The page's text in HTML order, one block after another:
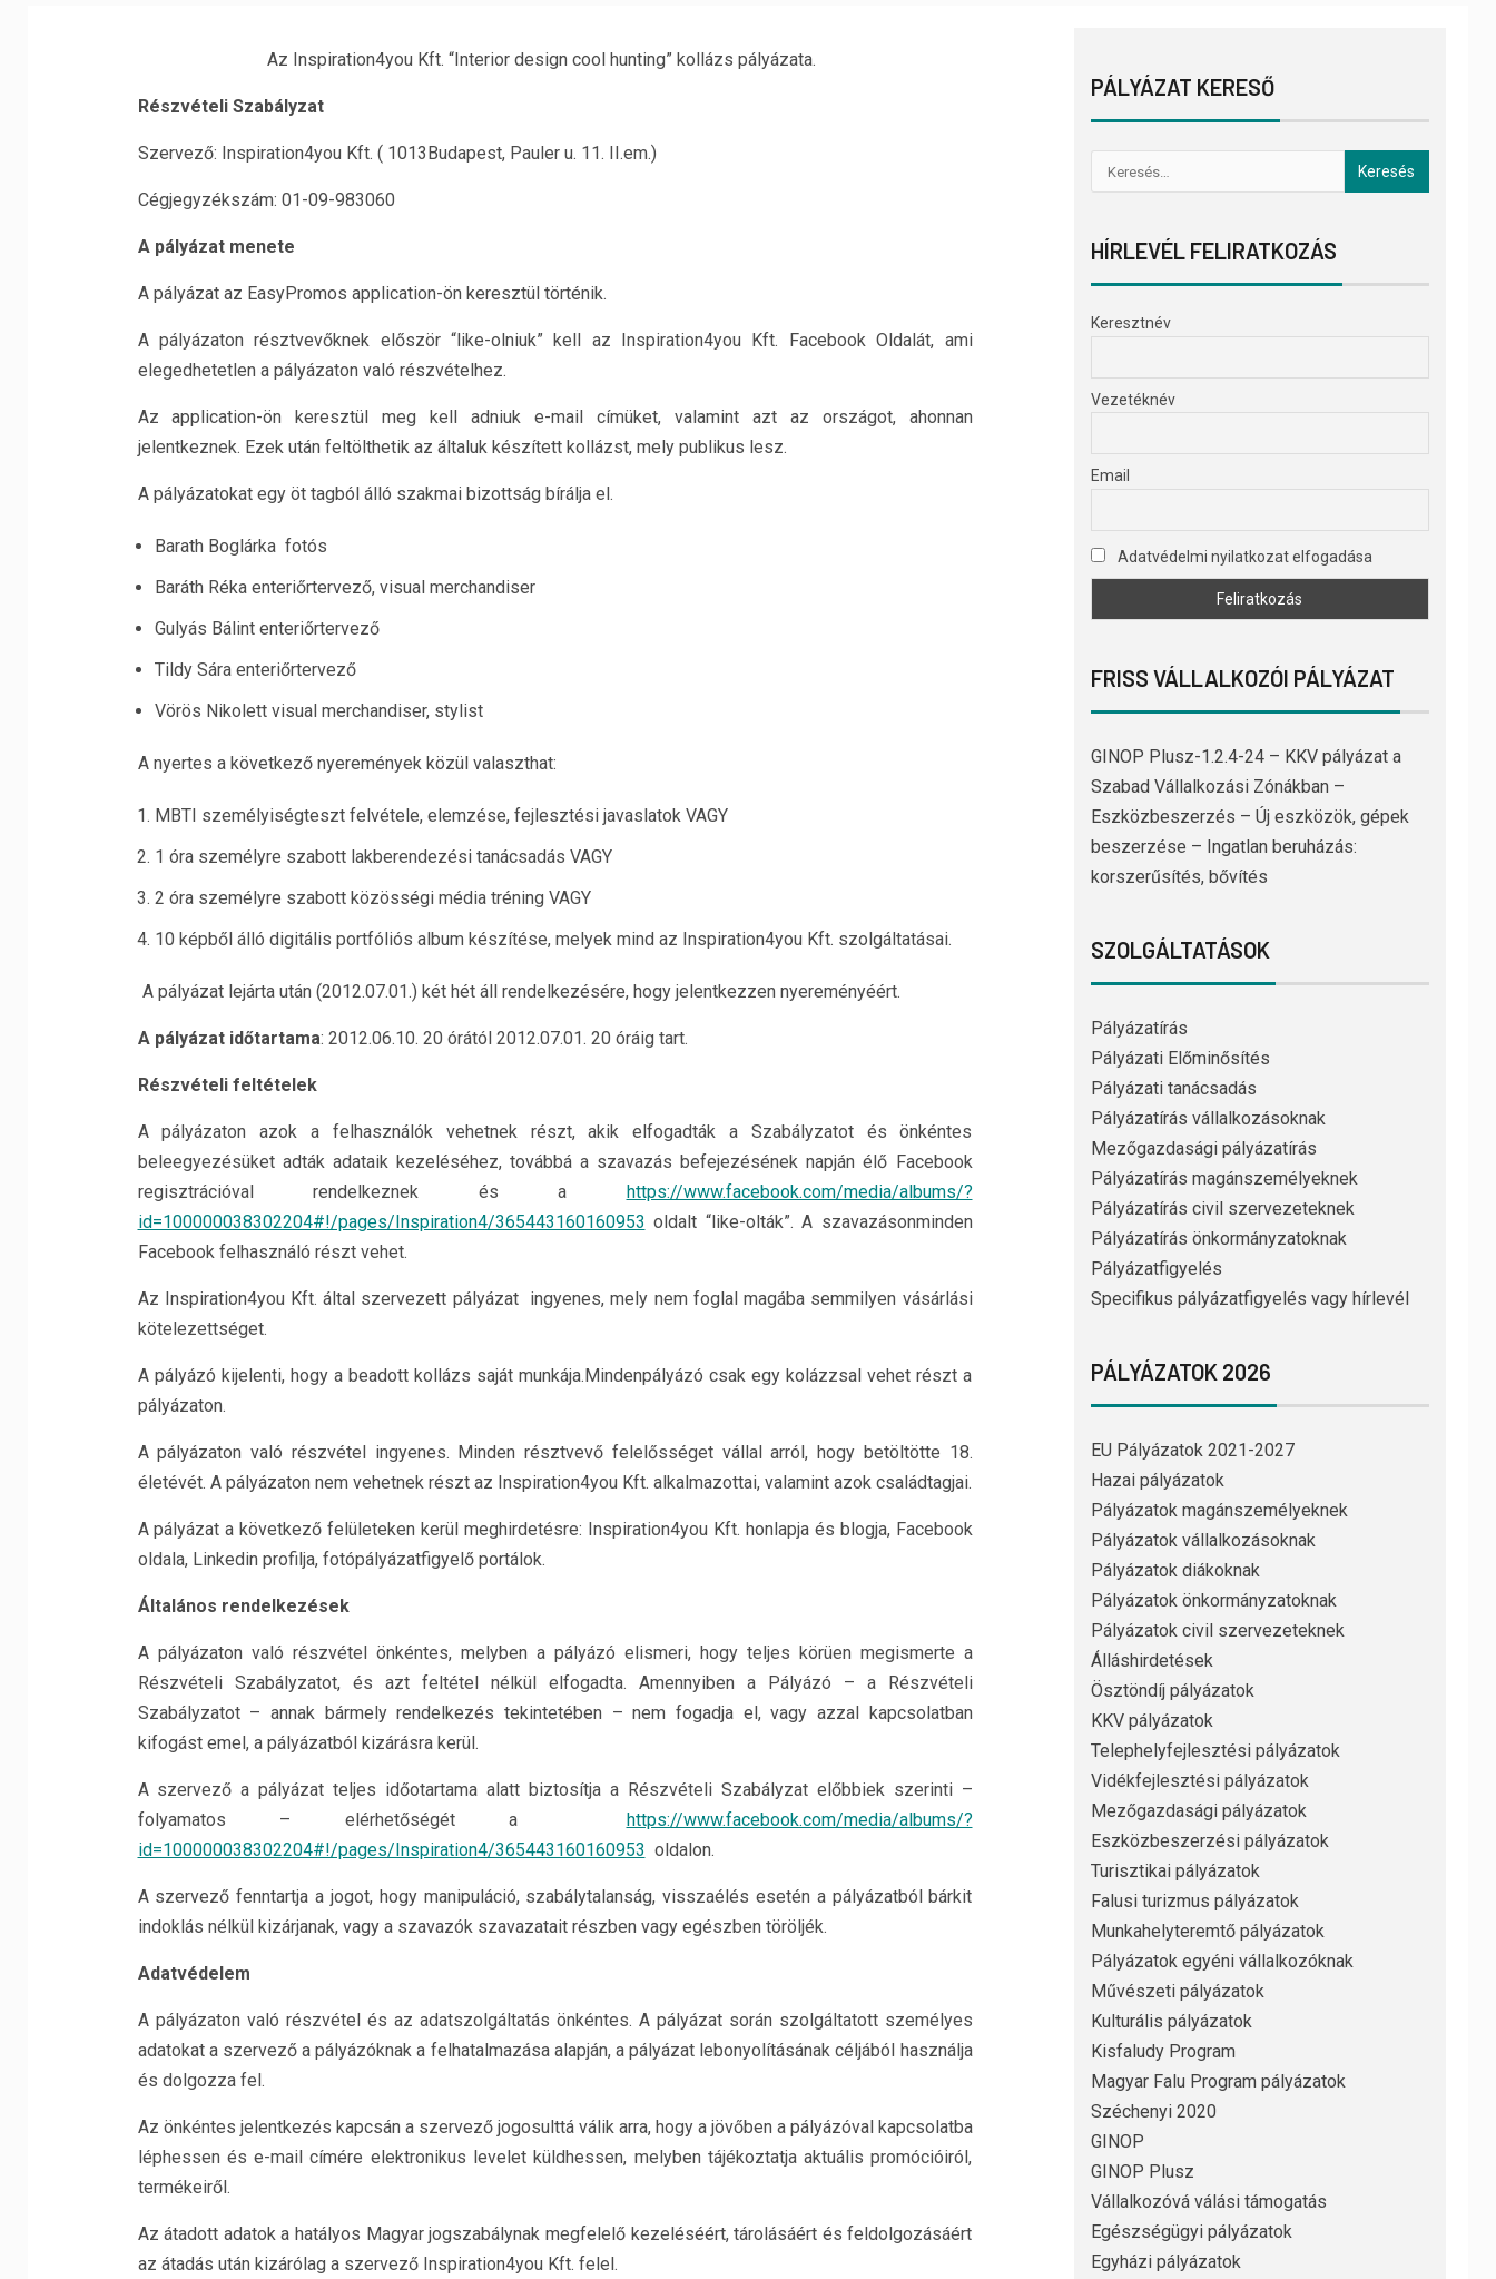
Az Inspiration4you Kft. “Interior design cool hunting” kollázs pályázata.
Részvételi Szabályzat
Szervező: Inspiration4you Kft. ( 1013Budapest, Pauler u. 11. II.em.)
Cégjegyzékszám: 01-09-983060
Apályázat menete
A pályázat az EasyPromos application-ön keresztül történik.
A pályázaton résztvevőknek először “like-olniuk” kell az Inspiration4you Kft. Facebook Oldalát, ami
elegedhetetlen a pályázaton való részvételhez.
Az application-ön keresztül meg kell adniuk e-mail címüket, valamint azt az országot, ahonnan
jelentkeznek. Ezek után feltölthetik az általuk készített kollázst, mely publikus lesz.
A pályázatokat egy öt tagból álló szakmai bizottság bírálja el.
Barath Boglárka fotós
Baráth Réka enteriőrtervező, visual merchandiser
Gulyás Bálint enteriőrtervező
Tildy Sára enteriőrtervező
Vörös Nikolett visual merchandiser, stylist
A nyertes a következő nyeremények közül valaszthat:
MBTI személyiségteszt felvétele, elemzése, fejlesztési javaslatok VAGY
1 óra személyre szabott lakberendezési tanácsadás VAGY
2 óra személyre szabott közösségi média tréning VAGY
10 képből álló digitális portfóliós album készítése, melyek mind az Inspiration4you Kft. szolgáltatásai.
A pályázat lejárta után (2012.07.01.) két hét áll rendelkezésére, hogy jelentkezzen nyereményéért.
Apályázat időtartama: 2012.06.10. 20 órától 2012.07.01. 20 óráig tart.
Részvételi feltételek
A pályázaton azok a felhasználók vehetnek részt, akik elfogadták a Szabályzatot és önkéntes
beleegyezésüket adták adataik kezeléséhez, továbbá a szavazás befejezésének napján élő Facebook
regisztrációval rendelkeznek és a https://www.facebook.com/media/albums/?
id=100000038302204#!/pages/Inspiration4/365443160160953 oldalt “like-olták”. A szavazásonminden
Facebook felhasználó részt vehet.
Az Inspiration4you Kft. által szervezett pályázat ingyenes, mely nem foglal magába semmilyen vásárlási
kötelezettséget.
A pályázó kijelenti, hogy a beadott kollázs saját munkája.Mindenpályázó csak egy kolázzsal vehet részt a
pályázaton.
A pályázaton való részvétel ingyenes. Minden résztvevő felelősséget vállal arról, hogy betöltötte 18.
életévét. A pályázaton nem vehetnek részt az Inspiration4you Kft. alkalmazottai, valamint azok családtagjai.
A pályázat a következő felületeken kerül meghirdetésre: Inspiration4you Kft. honlapja és blogja, Facebook
oldala, Linkedin profilja, fotópályázatfigyelő portálok.
Általános rendelkezések
A pályázaton való részvétel önkéntes, melyben a pályázó elismeri, hogy teljes körüen megismerte a
Részvételi Szabályzatot, és azt feltétel nélkül elfogadta. Amennyiben a Pályázó – a Részvételi
Szabályzatot – annak bármely rendelkezés tekintetében – nem fogadja el, vagy azzal kapcsolatban
kifogást emel, a pályázatból kizárásra kerül.
A szervező a pályázat teljes időotartama alatt biztosítja a Részvételi Szabályzat előbbiek szerinti –
folyamatos – elérhetőségét a https://www.facebook.com/media/albums/?
id=100000038302204#!/pages/Inspiration4/365443160160953 oldalon.
A szervező fenntartja a jogot, hogy manipuláció, szabálytalanság, visszaélés esetén a pályázatból bárkit
indoklás nélkül kizárjanak, vagy a szavazók szavazatait részben vagy egészben töröljék.
Adatvédelem
A pályázaton való részvétel és az adatszolgáltatás önkéntes. A pályázat során szolgáltatott személyes
adatokat a szervező a pályázóknak a felhatalmazása alapján, a pályázat lebonyolításának céljából használja
és dolgozza fel.
Az önkéntes jelentkezés kapcsán a szervező jogosulttá válik arra, hogy a jövőben a pályázóval kapcsolatba
léphessen és e-mail címére elektronikus levelet küldhessen, melyben tájékoztatja aktuális promócióiról,
termékeiről.
Az átadott adatok a hatályos Magyar jogszabálynak megfelelő kezeléséért, tárolásáért és feldolgozásáért
az átadás után kizárólag a szervező Inspiration4you Kft. felel.
PÁLYÁZAT KERESŐ
HÍRLEVÉL FELIRATKOZÁS
Keresztnév
Vezetéknév
Email
Adatvédelmi nyilatkozat elfogadása
FRISS VÁLLALKOZÓI PÁLYÁZAT
GINOP Plusz-1.2.4-24 – KKV pályázat a
Szabad Vállalkozási Zónákban –
Eszközbeszerzés – Új eszközök, gépek
beszerzése – Ingatlan beruházás:
korszerűsítés, bővítés
SZOLGÁLTATÁSOK
Pályázatírás
Pályázati Előminősítés
Pályázati tanácsadás
Pályázatírás vállalkozásoknak
Mezőgazdasági pályázatírás
Pályázatírás magánszemélyeknek
Pályázatírás civil szervezeteknek
Pályázatírás önkormányzatoknak
Pályázatfigyelés
Specifikus pályázatfigyelés vagy hírlevél
PÁLYÁZATOK 2026
EU Pályázatok 2021-2027
Hazai pályázatok
Pályázatok magánszemélyeknek
Pályázatok vállalkozásoknak
Pályázatok diákoknak
Pályázatok önkormányzatoknak
Pályázatok civil szervezeteknek
Álláshirdetések
Ösztöndíj pályázatok
KKV pályázatok
Telephelyfejlesztési pályázatok
Vidékfejlesztési pályázatok
Mezőgazdasági pályázatok
Eszközbeszerzési pályázatok
Turisztikai pályázatok
Falusi turizmus pályázatok
Munkahelyteremtő pályázatok
Pályázatok egyéni vállalkozóknak
Művészeti pályázatok
Kulturális pályázatok
Kisfaludy Program
Magyar Falu Program pályázatok
Széchenyi 2020
GINOP
GINOP Plusz
Vállalkozóvá válási támogatás
Egészségügyi pályázatok
Egyházi pályázatok